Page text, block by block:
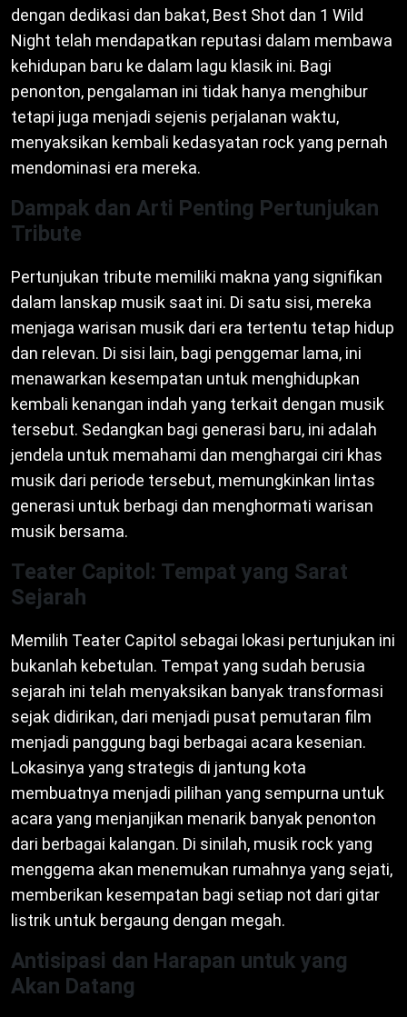
dengan dedikasi dan bakat, Best Shot dan 1 Wild
Night telah mendapatkan reputasi dalam membawa
kehidupan baru ke dalam lagu klasik ini. Bagi
penonton, pengalaman ini tidak hanya menghibur
tetapi juga menjadi sejenis perjalanan waktu,
menyaksikan kembali kedasyatan rock yang pernah
mendominasi era mereka.
Dampak dan Arti Penting Pertunjukan
Tribute
Pertunjukan tribute memiliki makna yang signifikan
dalam lanskap musik saat ini. Di satu sisi, mereka
menjaga warisan musik dari era tertentu tetap hidup
dan relevan. Di sisi lain, bagi penggemar lama, ini
menawarkan kesempatan untuk menghidupkan
kembali kenangan indah yang terkait dengan musik
tersebut. Sedangkan bagi generasi baru, ini adalah
jendela untuk memahami dan menghargai ciri khas
musik dari periode tersebut, memungkinkan lintas
generasi untuk berbagi dan menghormati warisan
musik bersama.
Teater Capitol: Tempat yang Sarat
Sejarah
Memilih Teater Capitol sebagai lokasi pertunjukan ini
bukanlah kebetulan. Tempat yang sudah berusia
sejarah ini telah menyaksikan banyak transformasi
sejak didirikan, dari menjadi pusat pemutaran film
menjadi panggung bagi berbagai acara kesenian.
Lokasinya yang strategis di jantung kota
membuatnya menjadi pilihan yang sempurna untuk
acara yang menjanjikan menarik banyak penonton
dari berbagai kalangan. Di sinilah, musik rock yang
menggema akan menemukan rumahnya yang sejati,
memberikan kesempatan bagi setiap not dari gitar
listrik untuk bergaung dengan megah.
Antisipasi dan Harapan untuk yang
Akan Datang